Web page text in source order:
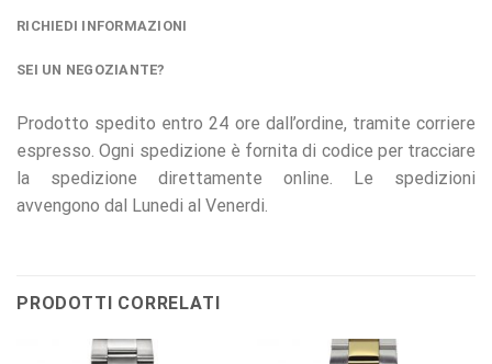
RICHIEDI INFORMAZIONI
SEI UN NEGOZIANTE?
Prodotto spedito entro 24 ore dall’ordine, tramite corriere
espresso. Ogni spedizione è fornita di codice per tracciare
la spedizione direttamente online. Le spedizioni
avvengono dal Lunedi al Venerdi.
PRODOTTI CORRELATI